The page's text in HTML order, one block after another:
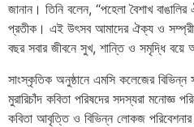
জানান। তিনি বলেন, “পহেলা বৈশাখ
প্রতীক। এই উৎসব আমাদের ঐক্য ও
বছর সবার জীবনে সুখ, শান্তি ও সমৃদ্ধি
সাংস্কৃতিক অনুষ্ঠানে এমসি কলেজের
মুরারিচাঁদ কবিতা পরিষদের সদস্যরা মনোজ্ঞ
কবিতা আবৃত্তি ও বিভিন্ন লোকজ